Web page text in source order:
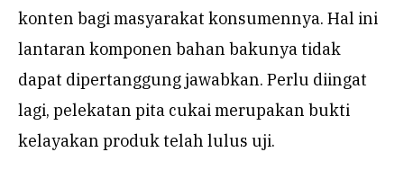
konten bagi masyarakat konsumennya. Hal ini
lantaran komponen bahan bakunya tidak
dapat dipertanggung jawabkan. Perlu diingat
lagi, pelekatan pita cukai merupakan bukti
kelayakan produk telah lulus uji.